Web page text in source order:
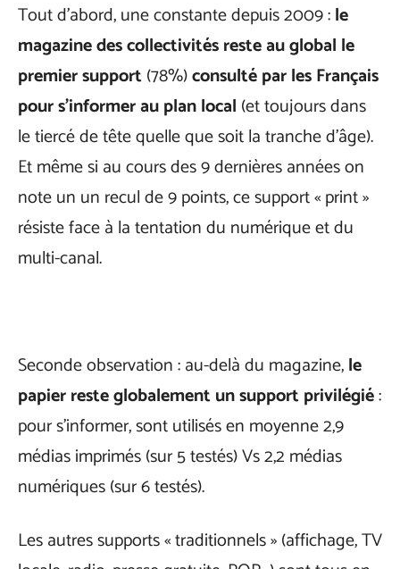
Tout d’abord, une constante depuis 2009 :le
magazine des collectivités reste au global le
premier support(78%)consulté par les Français
pour s’informer au plan local (et toujours dans
le tiercé de tête quelle que soit la tranche d’âge).
Et même si au cours des 9 dernières années on
note un un recul de 9 points, ce support « print »
résiste face à la tentation du numérique et du
multi-canal.
Seconde observation : au-delà du magazine,le
papier reste globalement un support privilégié:
pour s’informer, sont utilisés en moyenne 2,9
médias imprimés (sur 5 testés) Vs 2,2 médias
numériques (sur 6 testés).
Les autres supports « traditionnels » (affichage, TV